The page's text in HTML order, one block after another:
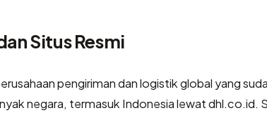
Situs Resmi
pengiriman dan logistik global yang
negara, termasuk Indonesia lewat dhl.co.id.